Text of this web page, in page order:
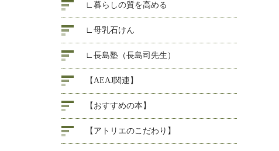
∟暮らしの質を高める
∟母乳石けん
∟長島塾（長島司先生）
【AEAJ関連】
【おすすめの本】
【アトリエのこだわり】